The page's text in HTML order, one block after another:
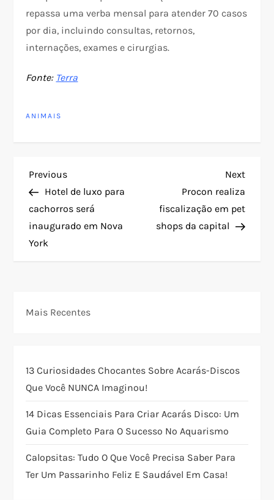
repassa uma verba mensal para atender 70 casos
por dia, incluindo consultas, retornos,
internações, exames e cirurgias.
Fonte: Terra
ANIMAIS
N
a
v
a
ã
o
d
e
Previous
Post
Previous
Hotel de luxo para
cachorros será
inaugurado em Nova
York
Next
Post
Next
Procon realiza
fiscalização em pet
shops da capital
Mais Recentes
13 Curiosidades Chocantes Sobre Acarás-Discos
Que Você NUNCA Imaginou!
14 Dicas Essenciais Para Criar Acarás Disco: Um
Guia Completo Para O Sucesso No Aquarismo
Calopsitas: Tudo O Que Você Precisa Saber Para
Ter Um Passarinho Feliz E Saudável Em Casa!